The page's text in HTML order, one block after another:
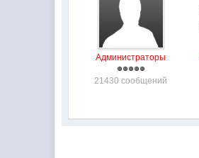
Администраторы
21430 сообщений